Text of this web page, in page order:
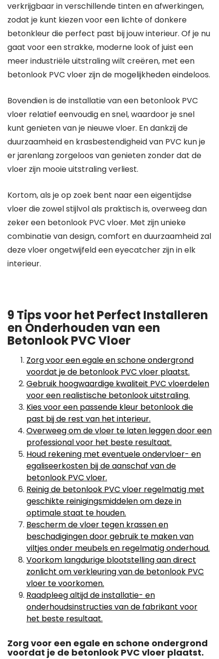
verkrijgbaar in verschillende tinten en afwerkingen,
zodat je kunt kiezen voor een lichte of donkere
betonkleur die perfect past bij jouw interieur. Of je nu
gaat voor een strakke, moderne look of juist een
meer industriële uitstraling wilt creëren, met een
betonlook PVC vloer zijn de mogelijkheden eindeloos.
Bovendien is de installatie van een betonlook PVC
vloer relatief eenvoudig en snel, waardoor je snel
kunt genieten van je nieuwe vloer. En dankzij de
duurzaamheid en krasbestendigheid van PVC kun je
er jarenlang zorgeloos van genieten zonder dat de
vloer zijn mooie uitstraling verliest.
Kortom, als je op zoek bent naar een eigentijdse
vloer die zowel stijlvol als praktisch is, overweeg dan
zeker een betonlook PVC vloer. Met zijn unieke
combinatie van design, comfort en duurzaamheid zal
deze vloer ongetwijfeld een eyecatcher zijn in elk
interieur.
9 Tips voor het Perfect Installeren
en Onderhouden van een
Betonlook PVC Vloer
Zorg voor een egale en schone ondergrond
voordat je de betonlook PVC vloer plaatst.
Gebruik hoogwaardige kwaliteit PVC vloerdelen
voor een realistische betonlook uitstraling.
Kies voor een passende kleur betonlook die
past bij de rest van het interieur.
Overweeg om de vloer te laten leggen door een
professional voor het beste resultaat.
Houd rekening met eventuele ondervloer- en
egaliseerkosten bij de aanschaf van de
betonlook PVC vloer.
Reinig de betonlook PVC vloer regelmatig met
geschikte reinigingsmiddelen om deze in
optimale staat te houden.
Bescherm de vloer tegen krassen en
beschadigingen door gebruik te maken van
viltjes onder meubels en regelmatig onderhoud.
Voorkom langdurige blootstelling aan direct
zonlicht om verkleuring van de betonlook PVC
vloer te voorkomen.
Raadpleeg altijd de installatie- en
onderhoudsinstructies van de fabrikant voor
het beste resultaat.
Zorg voor een egale en schone ondergrond
voordat je de betonlook PVC vloer plaatst.